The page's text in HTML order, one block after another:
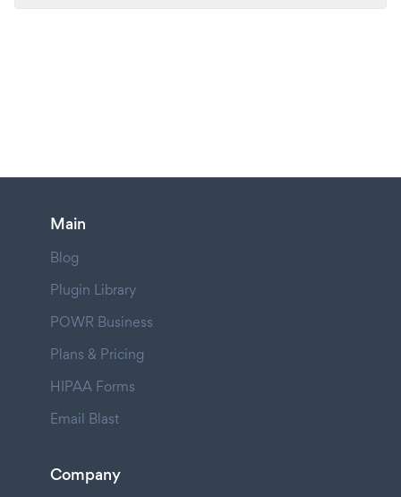
Main
Blog
Plugin Library
POWR Business
Plans & Pricing
HIPAA Forms
Email Blast
Company